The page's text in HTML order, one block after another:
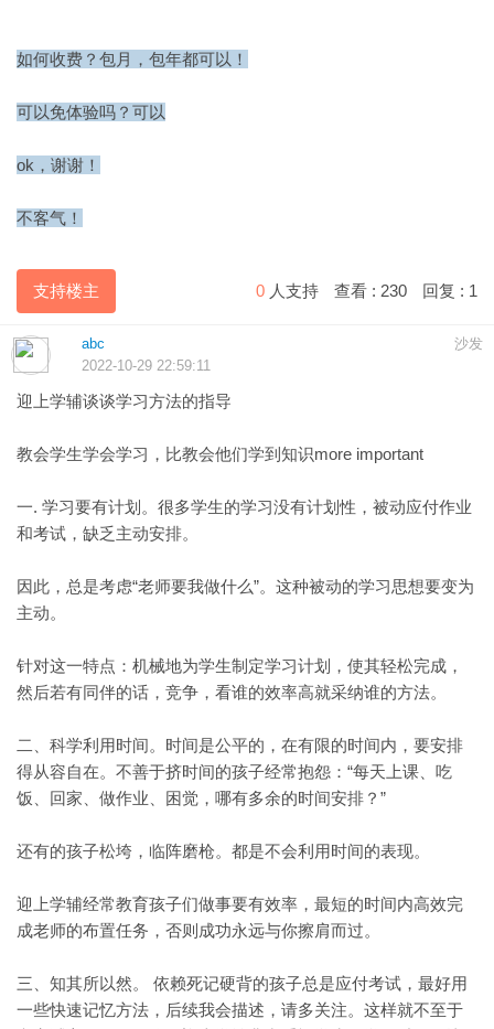
如何收费？包月，包年都可以！
可以免体验吗？可以
ok，谢谢！
不客气！
支持楼主 0 人支持 查看 : 230 回复 : 1
沙发
abc
2022-10-29 22:59:11
迎上学辅谈谈学习方法的指导
教会学生学会学习，比教会他们学到知识more important
一. 学习要有计划。很多学生的学习没有计划性，被动应付作业
和考试，缺乏主动安排。
因此，总是考虑“老师要我做什么”。这种被动的学习思想要变为
主动。
针对这一特点：机械地为学生制定学习计划，使其轻松完成，
然后若有同伴的话，竞争，看谁的效率高就采纳谁的方法。
二、科学利用时间。时间是公平的，在有限的时间内，要安排
得从容自在。不善于挤时间的孩子经常抱怨：“每天上课、吃
饭、回家、做作业、困觉，哪有多余的时间安排？”
还有的孩子松垮，临阵磨枪。都是不会利用时间的表现。
迎上学辅经常教育孩子们做事要有效率，最短的时间内高效完
成老师的布置任务，否则成功永远与你擦肩而过。
三、知其所以然。 依赖死记硬背的孩子总是应付考试，最好用
一些快速记忆方法，后续我会描述，请多关注。这样就不至于